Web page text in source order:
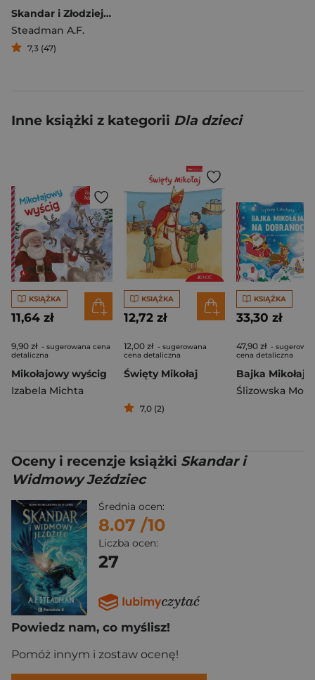
Skandar i Złodziej Jednorożców
Steadman A.F.
7,3 (47)
Inne książki z kategorii Dla dzieci
KSIĄŻKA
11,64 zł
9,90 zł - sugerowana cena
detaliczna
Mikołajowy wyścig
Izabela Michta
KSIĄŻKA
12,72 zł
12,00 zł - sugerowana
cena detaliczna
Święty Mikołaj
7,0 (2)
KSIĄŻKA
33,30 zł
47,90 zł -
cena detaliczna
Ślizowska
Oceny i recenzje książki Skandar i
Widmowy Jeździec
Średnia ocen:
8.07 /10
Liczba ocen:
27
Powiedz nam, co myślisz!
Pomóż innym i zostaw ocenę!